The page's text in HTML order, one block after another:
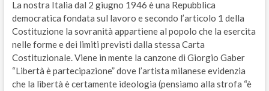
La nostra Italia dal 2 giugno 1946 è una Repubblica
democratica fondata sul lavoro e secondo l’articolo 1 della
Costituzione la sovranità appartiene al popolo che la esercita
nelle forme e dei limiti previsti dalla stessa Carta
Costituzionale. Viene in mente la canzone di Giorgio Gaber
“Libertà è partecipazione” dove l’artista milanese evidenzia
che la libertà è certamente ideologia (pensiamo alla strofa “è